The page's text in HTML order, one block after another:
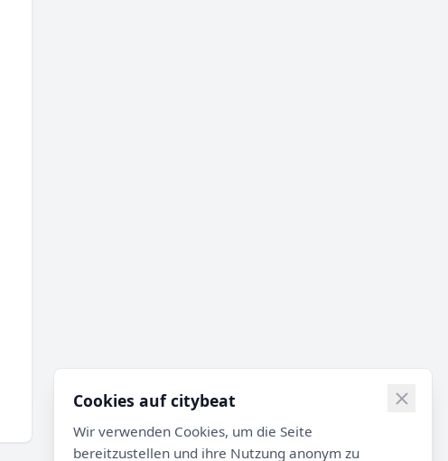
Cookies auf citybeat
Wir verwenden Cookies, um die Seite
bereitzustellen und ihre Nutzung anonym zu